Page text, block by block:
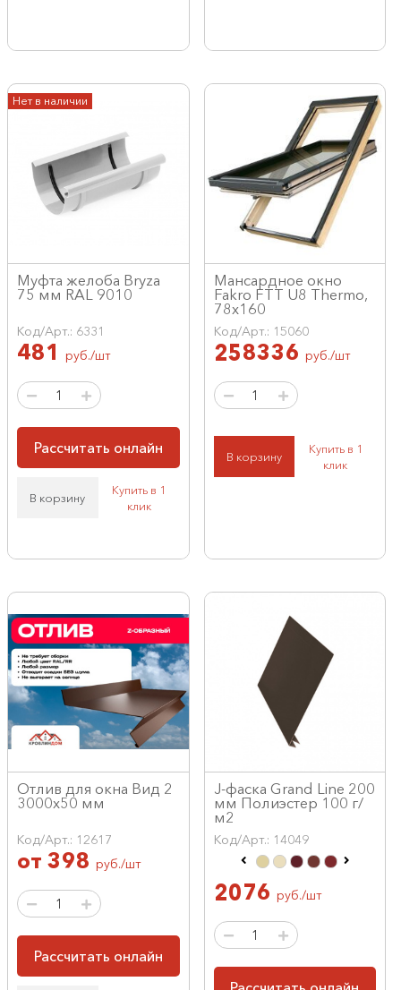
Нет в наличии
Муфта желоба Bryza
75 мм RAL 9010
Код/Арт.: 6331
481 руб./шт
Рассчитать онлайн
В корзину
Купить в 1
клик
Мансардное окно
Fakro FTT U8 Thermo,
78x160
Код/Арт.: 15060
258336 руб./шт
В корзину
Купить в 1
клик
Отлив для окна Вид 2
3000х50 мм
Код/Арт.: 12617
от 398 руб./шт
Рассчитать онлайн
J-фаска Grand Line 200
мм Полиэстер 100 г/
м2
Код/Арт.: 14049
2076 руб./шт